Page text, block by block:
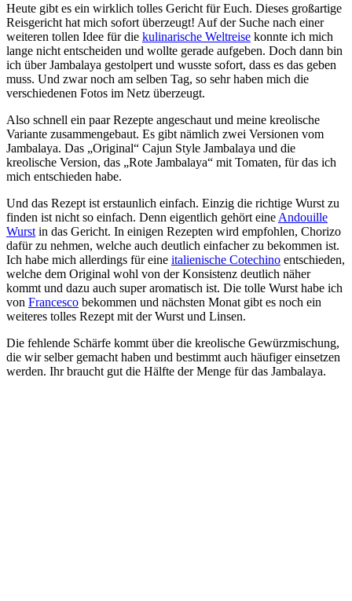
Heute gibt es ein wirklich tolles Gericht für Euch. Dieses großartige
Reisgericht hat mich sofort überzeugt! Auf der Suche nach einer
weiteren tollen Idee für die kulinarische Weltreise konnte ich mich
lange nicht entscheiden und wollte gerade aufgeben. Doch dann bin
ich über Jambalaya gestolpert und wusste sofort, dass es das geben
muss. Und zwar noch am selben Tag, so sehr haben mich die
verschiedenen Fotos im Netz überzeugt.
Also schnell ein paar Rezepte angeschaut und meine kreolische
Variante zusammengebaut. Es gibt nämlich zwei Versionen vom
Jambalaya. Das „Original“ Cajun Style Jambalaya und die
kreolische Version, das „Rote Jambalaya“ mit Tomaten, für das ich
mich entschieden habe.
Und das Rezept ist erstaunlich einfach. Einzig die richtige Wurst zu
finden ist nicht so einfach. Denn eigentlich gehört eine Andouille
Wurst in das Gericht. In einigen Rezepten wird empfohlen, Chorizo
dafür zu nehmen, welche auch deutlich einfacher zu bekommen ist.
Ich habe mich allerdings für eine italienische Cotechino entschieden,
welche dem Original wohl von der Konsistenz deutlich näher
kommt und dazu auch super aromatisch ist. Die tolle Wurst habe ich
von Francesco bekommen und nächsten Monat gibt es noch ein
weiteres tolles Rezept mit der Wurst und Linsen.
Die fehlende Schärfe kommt über die kreolische Gewürzmischung,
die wir selber gemacht haben und bestimmt auch häufiger einsetzen
werden. Ihr braucht gut die Hälfte der Menge für das Jambalaya.